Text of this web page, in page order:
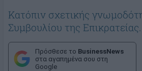
Κατόπιν σχετικής
Συμβουλίου της Επικρατείας.
Πρόσθεσε το BusinessNews
στα αγαπημένα σου στη
Google